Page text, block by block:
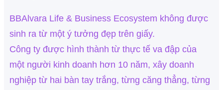
BBAlvara Life & Business Ecosystem không được
sinh ra từ một ý tưởng đẹp trên giấy.
Công ty được hình thành từ thực tế va đập của
một người kinh doanh hơn 10 năm, xây doanh
nghiệp từ hai bàn tay trắng, từng căng thẳng, từng